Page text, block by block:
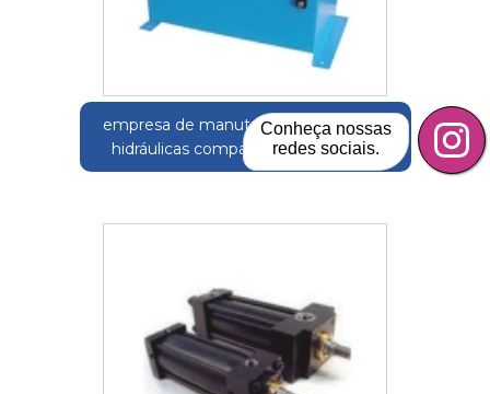
empresa de manutenção de unidade
hidráulicas compactas Água Bonita
Conheça nossas
redes sociais.